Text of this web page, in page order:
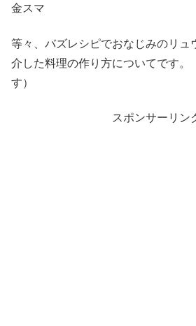
金スマ
等々、バズレシピでおなじみのリュ
介した料理の作り方についてです。
す）
スポンサーリン